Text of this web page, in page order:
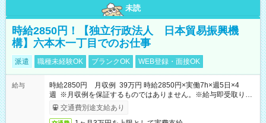
未読
時給2850円！【独立行政法人 日本貿易振興機
構】六本木一丁目でのお仕事
派遣 職種未経験OK ブランクOK WEB登録・面接OK
給与
時給2850円 月収例 39万円 時給2850円×実働7h×週5日×4
週 ※月収例を保証するものではありません。※給与即受取りサ
ービス利用可（利用条件有）
交通費別途支給あり